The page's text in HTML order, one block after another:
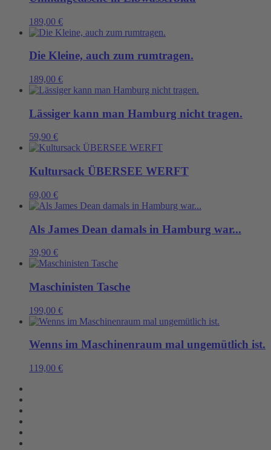
189,00 €
Die Kleine, auch zum rumtragen.
189,00 €
Lässiger kann man Hamburg nicht tragen.
59,90 €
Kultursack ÜBERSEE WERFT
69,00 €
Als James Dean damals in Hamburg war...
39,90 €
Maschinisten Tasche
199,00 €
Wenns im Maschinenraum mal ungemütlich ist.
119,00 €